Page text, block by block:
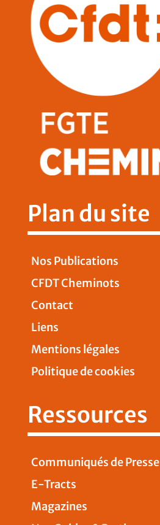
Plan du site
Nos Publications
CFDT Cheminots
Contact
Liens
Mentions légales
Politique de cookies
Ressources
Communiqués de Presse
E-Tracts
Magazines